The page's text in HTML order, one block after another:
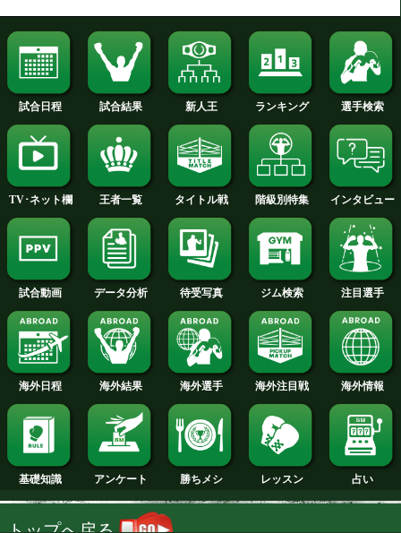
2016年
2015年
2014年
2013年
2012年
2011年
2010年